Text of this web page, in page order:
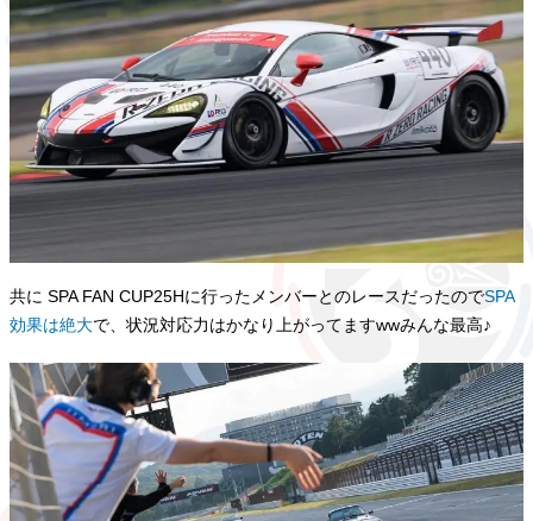
共に SPA FAN CUP25Hに行ったメンバーとのレースだったのでSPA
効果は絶大で、状況対応力はかなり上がってますwwみんな最高♪